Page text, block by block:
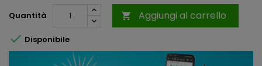
Quantità  Aggiungi al carrello
 Disponibile